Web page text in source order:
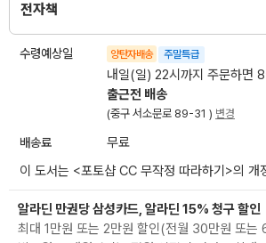
전자책
수령예상일 양탄자배송 주말특급
내일(일) 22시까지 주문하면
출근전 배송
(중구 서소문로 89-31 ) 변경
배송료
무료
이 도서는 <포토샵 CC 무작정 따라하기 >의 개
알라딘 만권당 삼성카드, 알라딘 15% 청구 할인
최대 1만원 또는 2만원 할인(전월 30만원 또는